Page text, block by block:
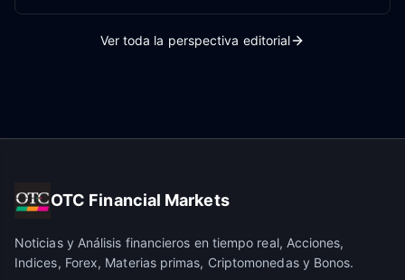
Ver toda la perspectiva editorial
OTC Financial Markets
Noticias y Análisis financieros en tiempo real, Acciones,
Indices, Forex, Materias primas, Criptomonedas y Bonos.